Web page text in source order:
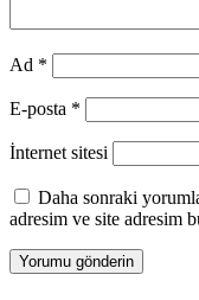
Ad *
E-posta *
İnternet sitesi
Daha sonraki
adresim ve site adresim